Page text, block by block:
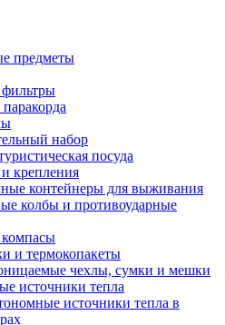
предметы
набор
посуда
крепления
контейнеры для выживания
колбы и противоударные
и термокопакеты
чехлы, сумки и мешки
источники тепла
источники тепла в